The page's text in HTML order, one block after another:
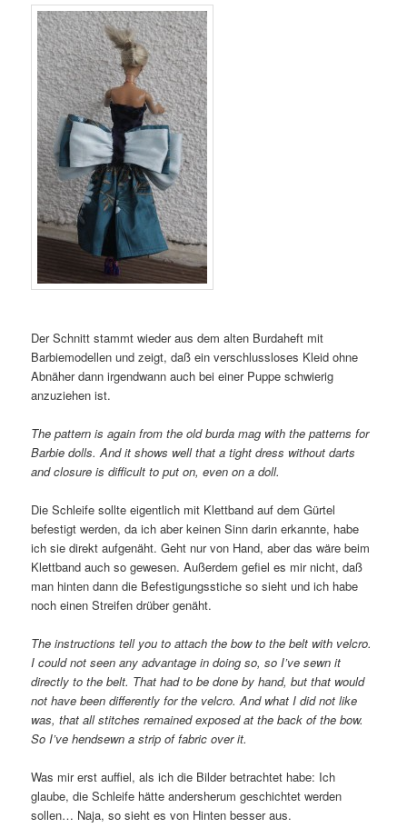
Der Schnitt stammt wieder aus dem alten Burdaheft mit
Barbiemodellen und zeigt, daß ein verschlussloses Kleid ohne
Abnäher dann irgendwann auch bei einer Puppe schwierig
anzuziehen ist.
The pattern is again from the old burda mag with the patterns for
Barbie dolls. And it shows well that a tight dress without darts
and closure is difficult to put on, even on a doll.
Die Schleife sollte eigentlich mit Klettband auf dem Gürtel
befestigt werden, da ich aber keinen Sinn darin erkannte, habe
ich sie direkt aufgenäht. Geht nur von Hand, aber das wäre beim
Klettband auch so gewesen. Außerdem gefiel es mir nicht, daß
man hinten dann die Befestigungsstiche so sieht und ich habe
noch einen Streifen drüber genäht.
The instructions tell you to attach the bow to the belt with velcro.
I could not seen any advantage in doing so, so I’ve sewn it
directly to the belt. That had to be done by hand, but that would
not have been differently for the velcro. And what I did not like
was, that all stitches remained exposed at the back of the bow.
So I’ve hendsewn a strip of fabric over it.
Was mir erst auffiel, als ich die Bilder betrachtet habe: Ich
glaube, die Schleife hätte andersherum geschichtet werden
sollen… Naja, so sieht es von Hinten besser aus.